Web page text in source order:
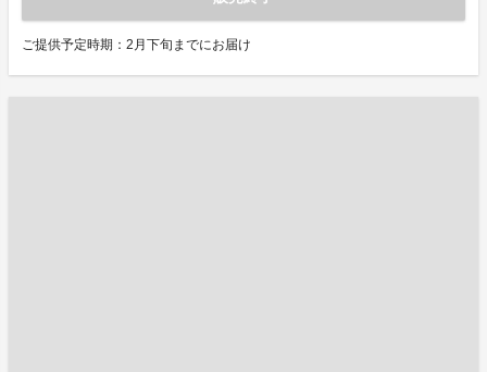
ご提供予定時期：2月下旬までにお届け